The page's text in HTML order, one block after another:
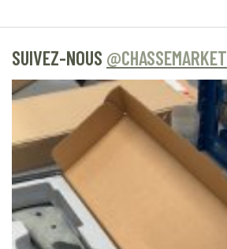
SUIVEZ-NOUS @CHASSEMARKET